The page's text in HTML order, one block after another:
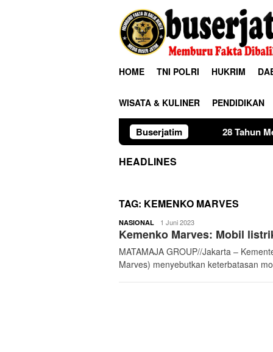
HOME TNI POLRI HUKRIM
WISATA & KULINER PENDIDIKAN
Buserjatim
28 Tahun Membina Rumah
HEADLINES
TAG: KEMENKO MARVES
NASIONAL buserjatim
1 Juni 2023
Kemenko Marves: Mobil
MATAMAJA GROUP//Jakarta –
Marves) menyebutkan keterbatasan